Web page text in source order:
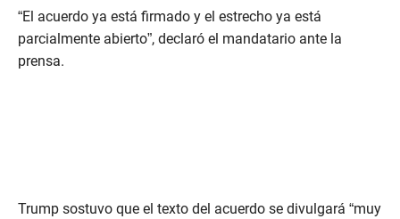
“El acuerdo ya está firmado y el estrecho ya está
parcialmente abierto”, declaró el mandatario ante la
prensa.
Trump sostuvo que el texto del acuerdo se divulgará “muy